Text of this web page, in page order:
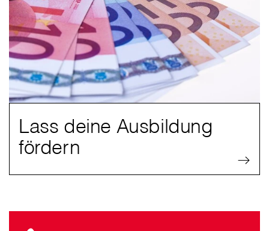
Lass deine Ausbildung
fördern